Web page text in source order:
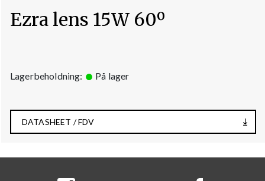
Ezra lens 15W 60º
Lagerbeholdning: På lager
DATASHEET / FDV